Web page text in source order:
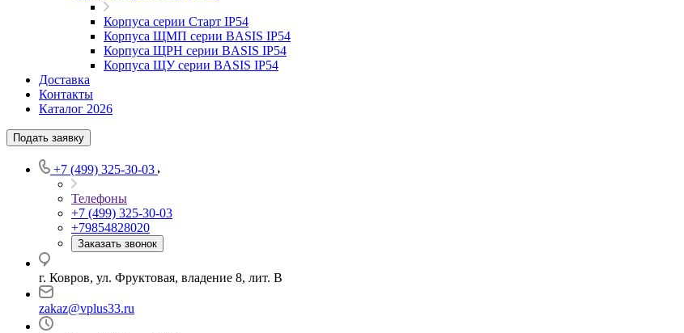
Корпуса серии Старт IP54
Корпуса ЩМП серии BASIS IP54
Корпуса ЩРН серии BASIS IP54
Корпуса ЩУ серии BASIS IP54
Доставка
Контакты
Каталог 2026
Подать заявку
+7 (499) 325-30-03
Телефоны
+7 (499) 325-30-03
+79854828020
Заказать звонок
г. Ковров, ул. Фруктовая, владение 8, лит. В
zakaz@vplus33.ru